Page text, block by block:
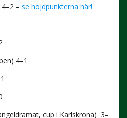
– se höjdpunkterna här!
4–1
cup i Karlskrona) 3–